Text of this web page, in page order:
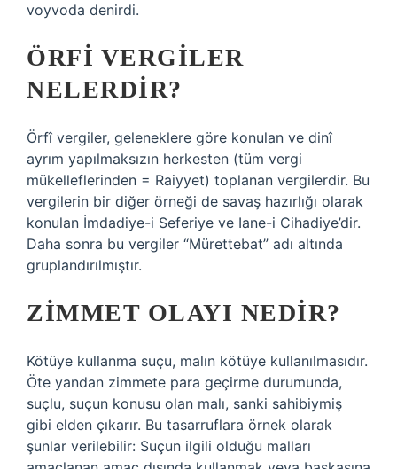
voyvoda denirdi.
ÖRFI VERGILER
NELERDIR?
Örfî vergiler, geleneklere göre konulan ve dinî
ayrım yapılmaksızın herkesten (tüm vergi
mükelleflerinden = Raiyyet) toplanan vergilerdir. Bu
vergilerin bir diğer örneği de savaş hazırlığı olarak
konulan İmdadiye-i Seferiye ve Iane-i Cihadiye’dir.
Daha sonra bu vergiler “Mürettebat” adı altında
gruplandırılmıştır.
ZIMMET OLAYI NEDIR?
Kötüye kullanma suçu, malın kötüye kullanılmasıdır.
Öte yandan zimmete para geçirme durumunda,
suçlu, suçun konusu olan malı, sanki sahibiymiş
gibi elden çıkarır. Bu tasarruflara örnek olarak
şunlar verilebilir: Suçun ilgili olduğu malları